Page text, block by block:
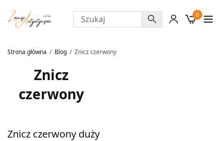
0
Strona główna Blog Znicz czerwony
Znicz
czerwony
Znicz czerwony duży